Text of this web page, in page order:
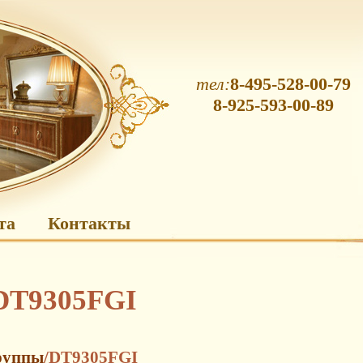
Контакты
тел:8-495-528-00-79
8-925-593-00-89
/DT9305FGI